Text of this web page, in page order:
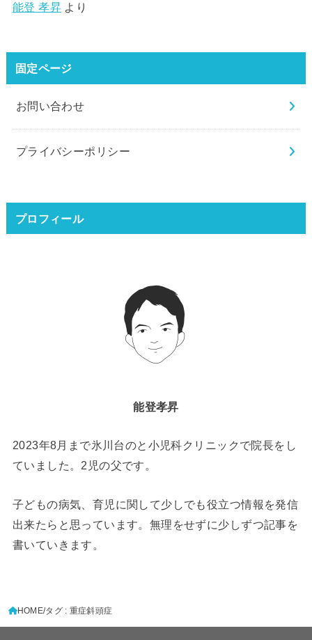
能登 孝昇より
固定ページ
お問い合わせ
プライバシーポリシー
プロフィール
能登孝昇
2023年8月まで氷川台のと小児科クリニックで院長をし
ていました。2児の父です。
子どもの病気、育児に関して少しでも役立つ情報を発信
出来たらと思っています。無理をせずに少しずつ記事を
書いていきます。
HOME タグ : 重症斜頭症